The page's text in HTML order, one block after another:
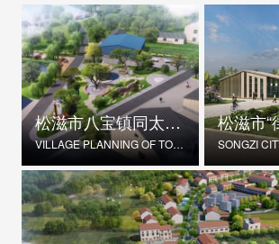
松滋市八宝镇同太湖村村庄规划
VILLAGE PLANNING OF TONGTAIHU VILLAGE, BABAO TOWN, SONGZI CITY